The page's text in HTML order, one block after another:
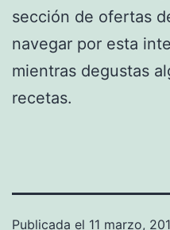
sección de ofertas
navegar por esta
mientras degustas
recetas.
Publicada el 11 marzo,